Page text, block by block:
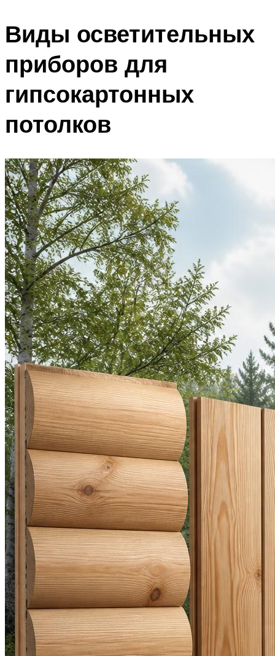
Виды осветительных
приборов для
гипсокартонных
потолков